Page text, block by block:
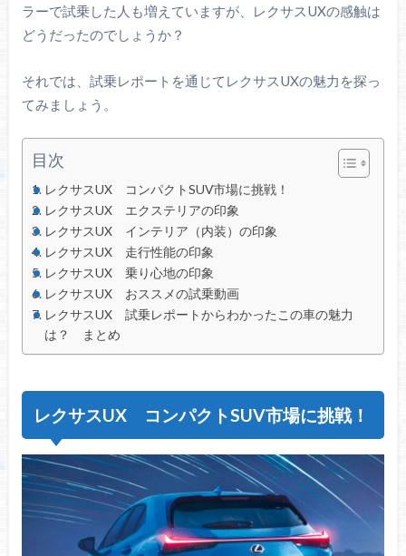
ラーで試乗した人も増えていますが、レクサスUXの感触は
どうだったのでしょうか？
それでは、試乗レポートを通じてレクサスUXの魅力を探っ
てみましょう。
目次
レクサスUX コンパクトSUV市場に挑戦！
レクサスUX エクステリアの印象
レクサスUX インテリア（内装）の印象
レクサスUX 走行性能の印象
レクサスUX 乗り心地の印象
レクサスUX おススメの試乗動画
レクサスUX 試乗レポートからわかったこの車の魅力
は？ まとめ
レクサスUX コンパクトSUV市場に挑戦！